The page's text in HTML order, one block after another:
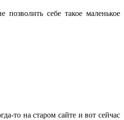
себе такое маленькое
то на старом сайте и вот сейчас